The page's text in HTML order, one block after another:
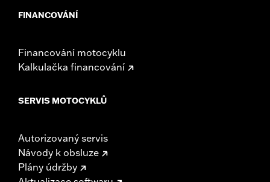
FINANCOVÁNÍ
Financování motocyklu
Kalkulačka financování
SERVIS MOTOCYKLŮ
Autorizovaný servis
Návody k obsluze
Plány údržby